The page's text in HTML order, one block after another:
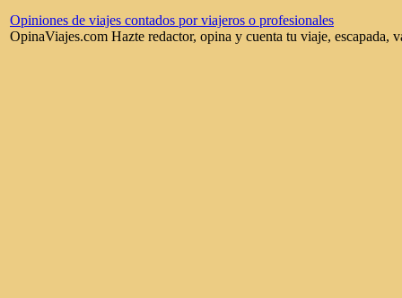
Opiniones de viajes contados por viajeros o profesionales
OpinaViajes.com Hazte redactor, opina y cuenta tu viaje, escapada,